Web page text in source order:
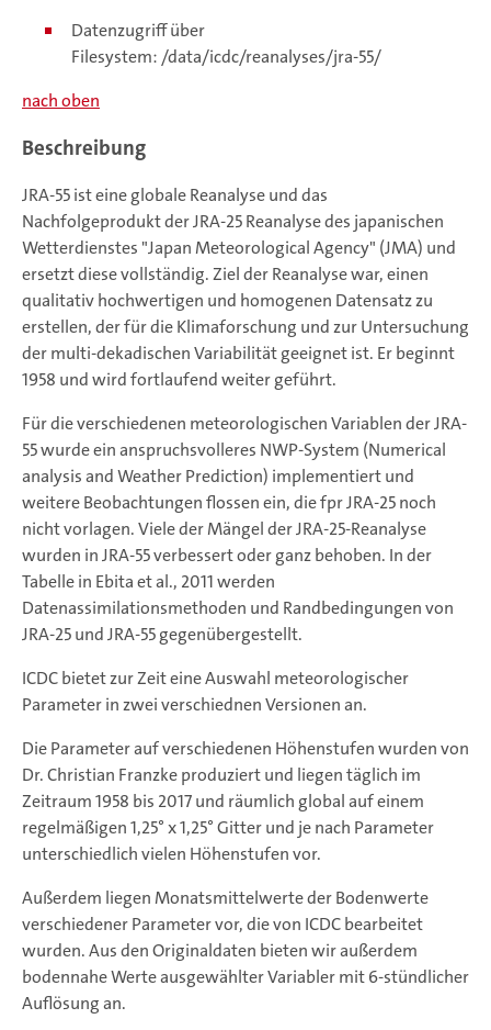
Datenzugriff über
Filesystem: /data/icdc/reanalyses/jra-55/
nach oben
Beschreibung
JRA-55 ist eine globale Reanalyse und das
Nachfolgeprodukt der JRA-25 Reanalyse des japanischen
Wetterdienstes "Japan Meteorological Agency" (JMA) und
ersetzt diese vollständig. Ziel der Reanalyse war, einen
qualitativ hochwertigen und homogenen Datensatz zu
erstellen, der für die Klimaforschung und zur Untersuchung
der multi-dekadischen Variabilität geeignet ist. Er beginnt
1958 und wird fortlaufend weiter geführt.
Für die verschiedenen meteorologischen Variablen der JRA-
55 wurde ein anspruchsvolleres NWP-System (Numerical
analysis and Weather Prediction) implementiert und
weitere Beobachtungen flossen ein, die fpr JRA-25 noch
nicht vorlagen. Viele der Mängel der JRA-25-Reanalyse
wurden in JRA-55 verbessert oder ganz behoben. In der
Tabelle in Ebita et al., 2011 werden
Datenassimilationsmethoden und Randbedingungen von
JRA-25 und JRA-55 gegenübergestellt.
ICDC bietet zur Zeit eine Auswahl meteorologischer
Parameter in zwei verschiednen Versionen an.
Die Parameter auf verschiedenen Höhenstufen wurden von
Dr. Christian Franzke produziert und liegen täglich im
Zeitraum 1958 bis 2017 und räumlich global auf einem
regelmäßigen 1,25° x 1,25° Gitter und je nach Parameter
unterschiedlich vielen Höhenstufen vor.
Außerdem liegen Monatsmittelwerte der Bodenwerte
verschiedener Parameter vor, die von ICDC bearbeitet
wurden. Aus den Originaldaten bieten wir außerdem
bodennahe Werte ausgewählter Variabler mit 6-stündlicher
Auflösung an.